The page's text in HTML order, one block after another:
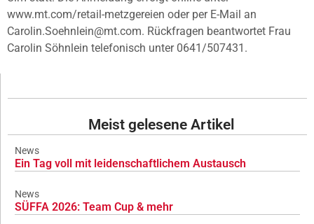
www.mt.com/retail-metzgereien oder per E-Mail an
Carolin.Soehnlein@mt.com. Rückfragen beantwortet Frau
Carolin Söhnlein telefonisch unter 0641/507431.
Meist gelesene Artikel
News
Ein Tag voll mit leidenschaftlichem Austausch
News
SÜFFA 2026: Team Cup & mehr